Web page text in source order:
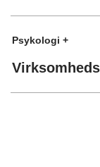
Psykologi +